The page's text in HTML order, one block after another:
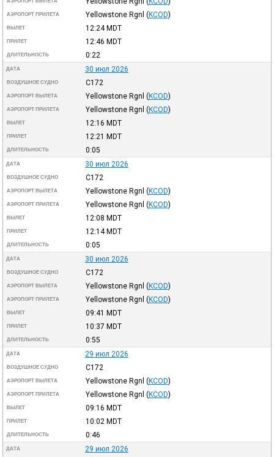
АЭРОПОРТ ПРИЛЕТА Yellowstone Rgnl (KCOD)
ВЫЛЕТ 12:24MDT
ПРИЛЕТ 12:46 MDT
ДЛИТЕЛЬНОСТЬ 0:22
ДАТА 30 июл 2026
ВОЗДУШНОЕ СУДНО C172
АЭРОПОРТ ВЫЛЕТА Yellowstone Rgnl (KCOD)
АЭРОПОРТ ПРИЛЕТА Yellowstone Rgnl (KCOD)
ВЫЛЕТ 12:16 MDT
ПРИЛЕТ 12:21 MDT
ДЛИТЕЛЬНОСТЬ 0:05
ДАТА 30 июл 2026
ВОЗДУШНОЕ СУДНО C172
АЭРОПОРТ ВЫЛЕТА Yellowstone Rgnl (KCOD)
АЭРОПОРТ ПРИЛЕТА Yellowstone Rgnl (KCOD)
ВЫЛЕТ 12:08 MDT
ПРИЛЕТ 12:14MDT
ДЛИТЕЛЬНОСТЬ 0:05
ДАТА 30 июл 2026
ВОЗДУШНОЕ СУДНО C172
АЭРОПОРТ ВЫЛЕТА Yellowstone Rgnl (KCOD)
АЭРОПОРТ ПРИЛЕТА Yellowstone Rgnl (KCOD)
ВЫЛЕТ 09:41 MDT
ПРИЛЕТ 10:37 MDT
ДЛИТЕЛЬНОСТЬ 0:55
ДАТА 29 июл 2026
ВОЗДУШНОЕ СУДНО C172
АЭРОПОРТ ВЫЛЕТА Yellowstone Rgnl (KCOD)
АЭРОПОРТ ПРИЛЕТА Yellowstone Rgnl (KCOD)
ВЫЛЕТ 09:16 MDT
ПРИЛЕТ 10:02 MDT
ДЛИТЕЛЬНОСТЬ 0:46
ДАТА 29 июл 2026